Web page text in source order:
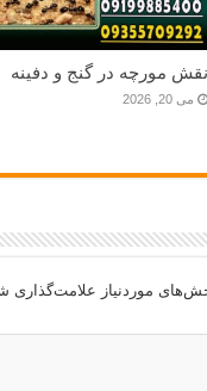
نقش مورچه در گنج و دفینه
می 20, 2026
موردنیاز علامت‌گذاری